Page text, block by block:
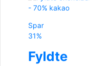
Spar
31%
Fyldte